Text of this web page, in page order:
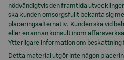
nödvändigtvis den framtida
ska kunden omsorgsfullt bekanta sig
placeringsalternativ. Kunden ska vid
eller en annan konsult inom
Ytterligare information om beskattning
Detta material utgör inte någon